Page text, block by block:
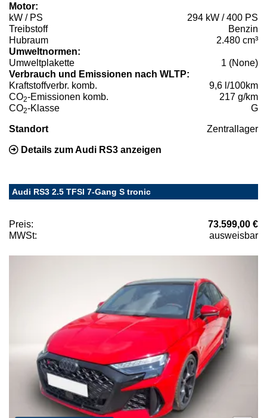
Motor:
kW / PS
294 kW / 400 PS
Treibstoff
Benzin
Hubraum
2.480 cm³
Umweltnormen:
Umweltplakette
1 (None)
Verbrauch und Emissionen nach WLTP:
Kraftstoffverbr. komb.
9,6 l/100km
CO2-Emissionen komb.
217 g/km
CO2-Klasse G
Standort Zentrallager
Details zum Audi RS3 anzeigen
Audi RS3 2.5 TFSI 7-Gang S tronic
Preis:
73.599,00 €
MWSt:
ausweisbar